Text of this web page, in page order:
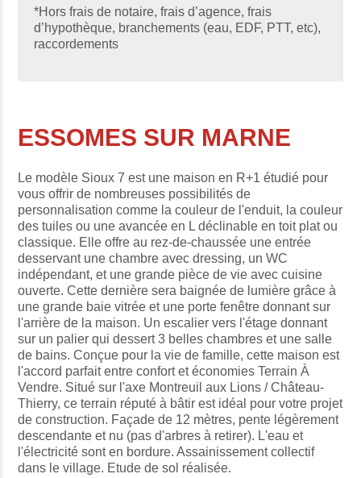
ESSOMES SUR MARNE
Le modèle Sioux 7 est une maison en R+1 étudié pour
vous offrir de nombreuses possibilités de
personnalisation comme la couleur de l'enduit, la couleur
des tuiles ou une avancée en L déclinable en toit plat ou
classique. Elle offre au rez-de-chaussée une entrée
desservant une chambre avec dressing, un WC
indépendant, et une grande pièce de vie avec cuisine
ouverte. Cette dernière sera baignée de lumière grâce à
une grande baie vitrée et une porte fenêtre donnant sur
l'arrière de la maison. Un escalier vers l'étage donnant
sur un palier qui dessert 3 belles chambres et une salle
de bains. Conçue pour la vie de famille, cette maison est
l'accord parfait entre confort et économies Terrain À
Vendre. Situé sur l'axe Montreuil aux Lions / Château-
Thierry, ce terrain réputé à bâtir est idéal pour votre projet
de construction. Façade de 12 mètres, pente légèrement
descendante et nu (pas d'arbres à retirer). L'eau et
l'électricité sont en bordure. Assainissement collectif
dans le village. Etude de sol réalisée.
*Hors frais de notaire, frais d’agence, frais
d’hypothèque, branchements (eau, EDF, PTT, etc),
raccordements